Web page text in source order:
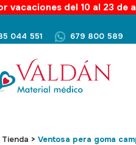
vacaciones del 10 al 23
044 551 679 800 589
Tienda > Ventosa pera goma